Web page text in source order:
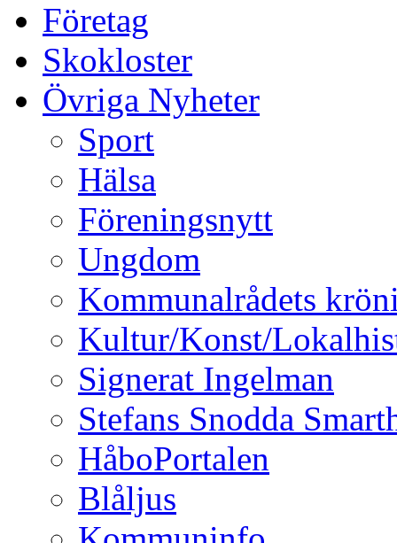
Företag
Skokloster
Övriga Nyheter
Sport
Hälsa
Föreningsnytt
Ungdom
Kommunalrådets
Kultur/Konst/
Signerat Ingelman
Stefans Snodda
HåboPortalen
Blåljus